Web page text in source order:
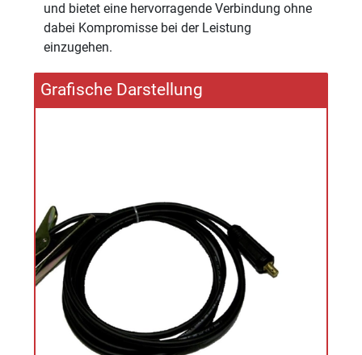
und bietet eine hervorragende Verbindung ohne
dabei Kompromisse bei der Leistung
einzugehen.
Grafische Darstellung